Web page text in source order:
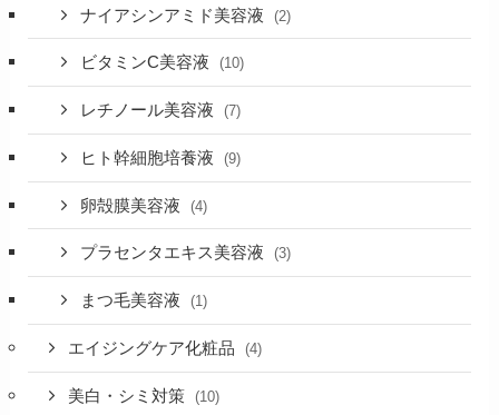
ナイアシンアミド美容液 (2)
ビタミンC美容液 (10)
レチノール美容液 (7)
ヒト幹細胞培養液 (9)
卵殻膜美容液 (4)
プラセンタエキス美容液 (3)
まつ毛美容液 (1)
エイジングケア化粧品 (4)
美白・シミ対策 (10)